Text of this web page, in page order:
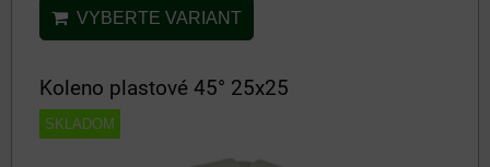
VYBERTE VARIANT
Koleno plastové 45° 25x25
SKLADOM